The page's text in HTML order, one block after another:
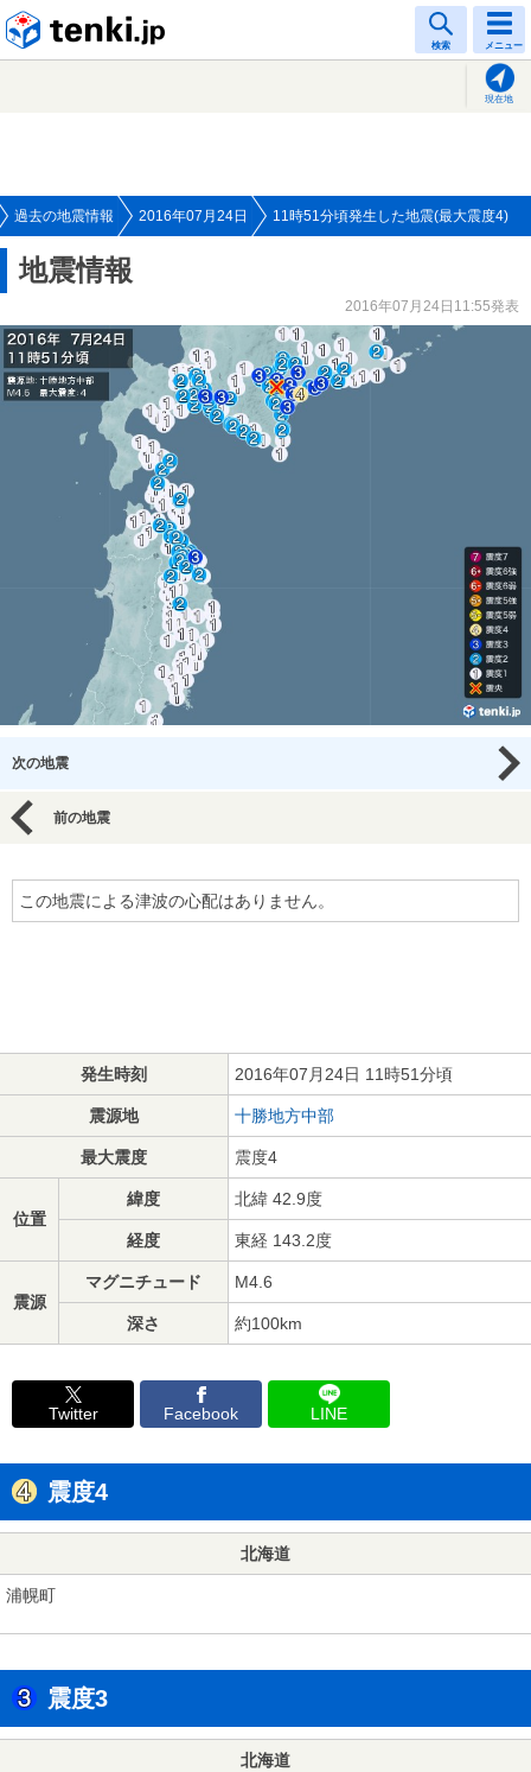
検索 メニュー
現在地
過去の地震情報 2016年07月24日 11時51分頃発生した地震(最大震度4)
地震情報
2016年07月24日11:55発表
次の地震
前の地震
この地震による津波の心配はありません。
発生時刻 2016年07月24日 11時51分頃
震源地 十勝地方中部
最大震度 震度4
位置
緯度 北緯 42.9度
経度 東経 143.2度
震源
マグニチュード M4.6
深さ 約100km
Twitter Facebook LINE
震度4
北海道
浦幌町
震度3
北海道